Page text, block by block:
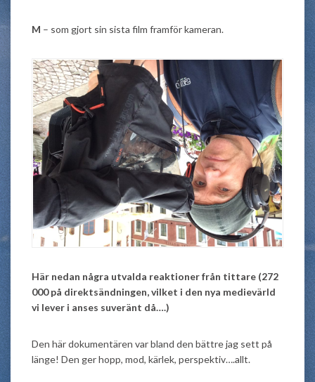
M – som gjort sin sista film framför kameran.
Här nedan några utvalda reaktioner från tittare (272
000 på direktsändningen, vilket i den nya medievärld
vi lever i anses suveränt då….)
Den här dokumentären var bland den bättre jag sett på
länge! Den ger hopp, mod, kärlek, perspektiv….allt.